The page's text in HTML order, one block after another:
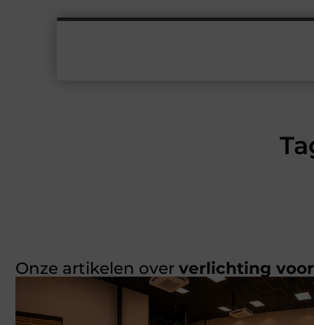
Onze artikelen over verlichting